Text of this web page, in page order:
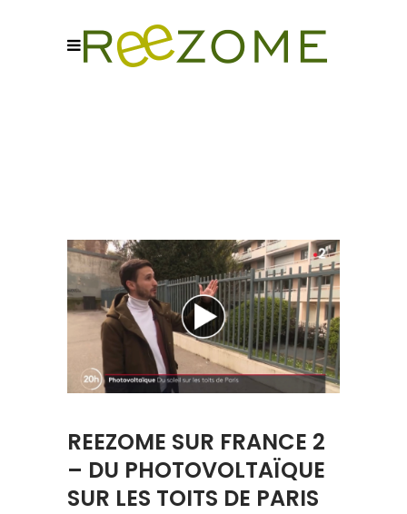
REEZOME SUR FRANCE 2
– DU PHOTOVOLTAÏQUE
SUR LES TOITS DE PARIS